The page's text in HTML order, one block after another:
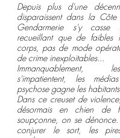
Depuis plus d'une
disparaissent dans la
Gendarmerie s'y
recueillant que de faibles
corps, pas de mode
de crime inexploitables...
Immanquablement,
s'impatientent, les
psychose gagne les
Dans ce creuset de
désormais en chien de
soupçonne, on se
conjurer le sort, les